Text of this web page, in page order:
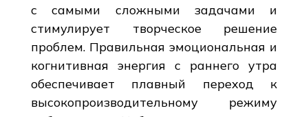
с самыми сложными задачами и
стимулирует творческое решение
проблем. Правильная эмоциональная и
когнитивная энергия с раннего утра
обеспечивает плавный переход к
высокопроизводительному режиму